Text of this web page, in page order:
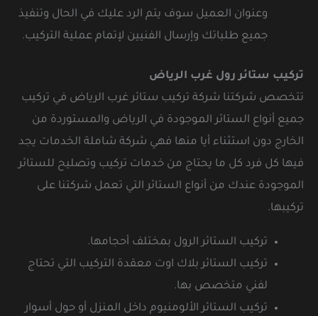
وعنوان العميل سوف يتم الرد عليك في الحال وتنفيذ
جميع طلباتك وإرسال الفنيين لإتمام عملية التركيب.
تركيب ستائر رول غرب الرياض
تتخصص شركتنا شركة تركيب ستائر غرب الرياض في تركيب
جميع أنواع الستائر الموجودة في الرياض والمستوردة من
الخارج دون استثناء أيا منها فهي شركة شاملة الخدمات يجد
فيها كل فرد كل ما يحتاج من خدمات تركيب وتصليح للستائر
الموجودة عندك من أنواع الستائر التي تعمل شركتنا على
تركيبها.
تركيب الستائر الرول بمختلف أحجامها.
تركيب الستائر بلاك اوت معقدة التركيب التي تحتاج
لفني متخصص بها.
تركيب الستائر الألومنيوم داخل المنزل أو حول أسوار